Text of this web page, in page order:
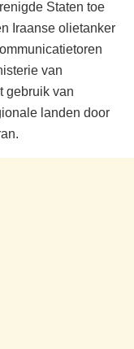
Staten toe
Iraanse olietanker
van
gebruik van
landen door